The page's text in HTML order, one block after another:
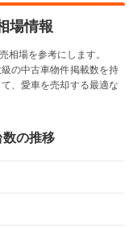
場情報
相場を参考にします。
の中古車物件掲載数を持
、愛車を売却する最適な
数の推移